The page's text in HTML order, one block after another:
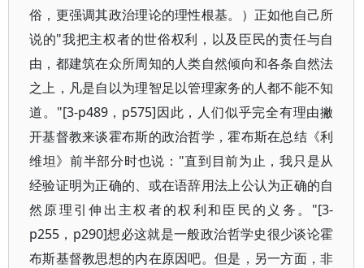
俗，更强调其政治理论的理性根基。）正如他自己所
说的"我把主权者的世俗权利，以及臣民的责任与自
由，都建筑在众所周知的人类自然倾向和各条自然法
之上，凡是自以为理智足以管理家务的人都不能不知
道。"[3-p489，p575]因此，人们似乎完全有理由撇
开基督教来谈霍布斯的政治哲学，霍布斯在总结《利
维坦》前半部分时也说："直到目前为止，我只是从
经验证明为正确的、或在语辞用法上公认为正确的自
然原理引伸出主权者的权利和臣民的义务。"[3-
p255，p290]想必这就是一般政治哲学史很少谈论霍
布斯基督教思想的内在原因吧。但是，另一方面，非